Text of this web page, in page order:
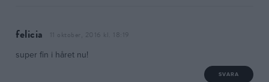
felicia 11 oktober, 2016 kl. 18:19
super fin i håret nu!
SVARA